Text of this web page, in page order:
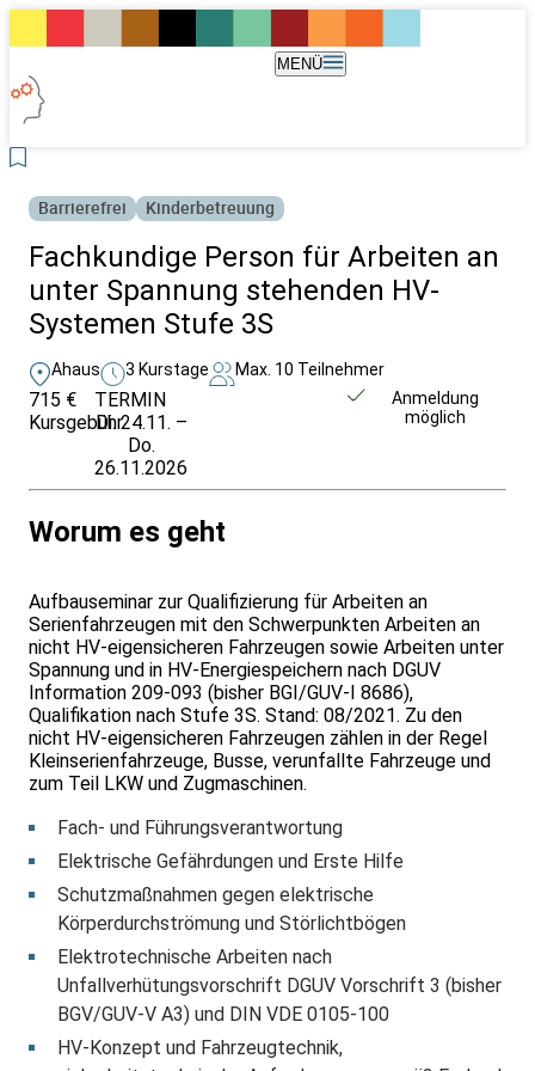
MENÜ
Barrierefrei Kinderbetreuung
Fachkundige Person für Arbeiten an
unter Spannung stehenden HV-
Systemen Stufe 3S
Ahaus 3 Kurstage Max. 10 Teilnehmer
715 €
Kursgebühr
TERMIN
Di. 24.11. –
Do.
26.11.2026
Anmeldung
möglich
Worum es geht
Aufbauseminar zur Qualifizierung für Arbeiten an
Serienfahrzeugen mit den Schwerpunkten Arbeiten an
nicht HV-eigensicheren Fahrzeugen sowie Arbeiten unter
Spannung und in HV-Energiespeichern nach DGUV
Information 209-093 (bisher BGI/GUV-I 8686),
Qualifikation nach Stufe 3S. Stand: 08/2021. Zu den
nicht HV-eigensicheren Fahrzeugen zählen in der Regel
Kleinserienfahrzeuge, Busse, verunfallte Fahrzeuge und
zum Teil LKW und Zugmaschinen.
Fach- und Führungsverantwortung
Elektrische Gefährdungen und Erste Hilfe
Schutzmaßnahmen gegen elektrische
Körperdurchströmung und Störlichtbögen
Elektrotechnische Arbeiten nach
Unfallverhütungsvorschrift DGUV Vorschrift 3 (bisher
BGV/GUV-V A3) und DIN VDE 0105-100
HV-Konzept und Fahrzeugtechnik,